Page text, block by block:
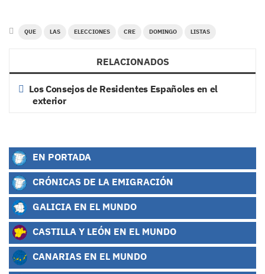
QUE LAS ELECCIONES CRE DOMINGO LISTAS
RELACIONADOS
Los Consejos de Residentes Españoles en el
exterior
EN PORTADA
CRÓNICAS DE LA EMIGRACIÓN
GALICIA EN EL MUNDO
CASTILLA Y LEÓN EN EL MUNDO
CANARIAS EN EL MUNDO